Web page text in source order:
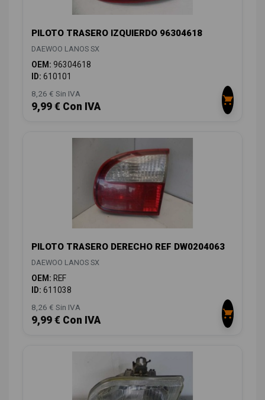
PILOTO TRASERO IZQUIERDO 96304618
DAEWOO LANOS SX
OEM: 96304618
ID: 610101
8,26 € Sin IVA
9,99 € Con IVA
PILOTO TRASERO DERECHO REF DW0204063
DAEWOO LANOS SX
OEM: REF
ID: 611038
8,26 € Sin IVA
9,99 € Con IVA